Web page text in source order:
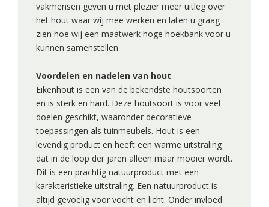
vakmensen geven u met plezier meer uitleg over
het hout waar wij mee werken en laten u graag
zien hoe wij een maatwerk hoge hoekbank voor u
kunnen samenstellen.
Voordelen en nadelen van hout
Eikenhout is een van de bekendste houtsoorten
en is sterk en hard. Deze houtsoort is voor veel
doelen geschikt, waaronder decoratieve
toepassingen als tuinmeubels. Hout is een
levendig product en heeft een warme uitstraling
dat in de loop der jaren alleen maar mooier wordt.
Dit is een prachtig natuurproduct met een
karakteristieke uitstraling. Een natuurproduct is
altijd gevoelig voor vocht en licht. Onder invloed